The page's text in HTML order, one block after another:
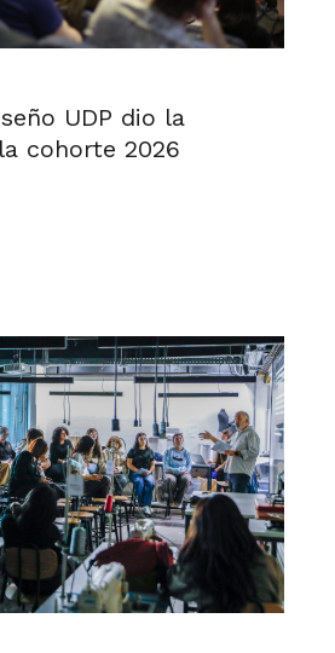
UDP dio la
cohorte 2026